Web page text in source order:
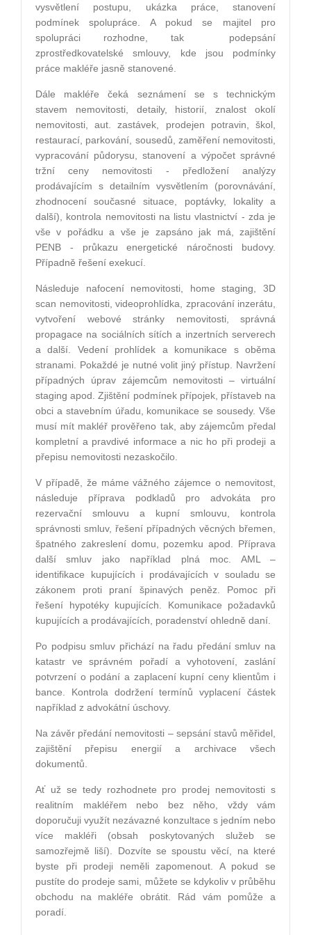
vysvětlení postupu, ukázka práce, stanovení
podmínek spolupráce. A pokud se majitel pro
spolupráci rozhodne, tak podepsání
zprostředkovatelskésmlouvy, kde jsou podmínky
práce makléře jasně stanovené
Dále makléře čeká seznámení se s technickým
stavem nemovitosti, detaily, historií, znalost okolí
nemovitosti, aut. zastávek, prodejen potravin, škol,
restaurací, parkování, sousedů, zaměření nemovitosti,
vypracování půdorysu, stanovení a výpočet správné
tržní ceny nemovitosti - předložení analýzy
prodávajícím s detailním vysvětlením (porovnávání,
zhodnocení současnésituace, poptávky, lokality a
další), kontrola nemovitosti na listu vlastnictví - zda je
vše v pořádku a vše je zapsáno jak má, zajištění
PENB - průkazu energetické náročnosti budovy.
Případně řešení exekucí.
Následuje nafocení nemovitosti, home staging, 3D
scan nemovitosti, videoprohlídka, zpracování inzerátu,
vytvoření webové stránky nemovitosti, správná
propagace na sociálních sítích a inzertních serverech
a další. Vedení prohlídek a komunikace s oběma
stranami. Pokaždé je nutnévolit jiný přístup. Navržení
případných úprav zájemcům nemovitosti –virtuální
staging apod. Zjištění podmínek přípojek, přístaveb na
obci a stavebním úřadu, komunikace se sousedy. Vše
musí mít makléř prověřeno tak, aby zájemcům předal
kompletní a pravdivé informace a nic ho při prodeji a
přepisu nemovitosti nezaskočilo.
V případě, že máme vážného zájemce o nemovitost,
následuje příprava podkladů pro advokáta pro
rezervační smlouvu a kupní smlouvu, kontrola
správnosti smluv, řešení případných věcných břemen,
špatného zakreslení domu, pozemku apod. Příprava
další smluv jako například plná moc. AML –
identifikace kupujících i prodávajících v souladu se
zákonem proti praní špinavých peněz. Pomoc při
řešení hypotéky kupujících. Komunikace požadavků
kupujících a prodávajících, poradenství ohledně daní.
Po podpisu smluv přichází na řadu předání smluv na
katastr ve správném pořadí a vyhotovení, zaslání
potvrzení o podání a zaplacení kupní ceny klientům i
bance. Kontrola dodržení termínů vyplacení částek
například z advokátní úschovy.
Na závěr předání nemovitosti – sepsání stavů měřidel,
zajištění přepisu energiía archivace všech
dokumentů.
Ať už se tedy rozhodnete pro prodej nemovitosti s
realitním makléřem nebo bez něho, vždy vám
doporučuji využít nezávazné konzultace s jedním nebo
více makléři (obsah poskytovaných služeb se
samozřejmě liší). Dozvíte se spoustu věcí, na které
byste při prodeji neměli zapomenout. A pokud se
pustíte do prodeje sami, můžete se kdykoliv v průběhu
obchodu na makléře obrátit. Rád vám pomůže a
poradí.